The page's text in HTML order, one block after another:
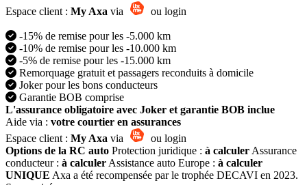
Espace client : My Axa via ou login
-15% de remise pour les -5.000 km
-10% de remise pour les -10.000 km
-5% de remise pour les -15.000 km
Remorquage gratuit et passagers reconduits à domicile
Joker pour les bons conducteurs
Garantie BOB comprise
L'assurance obligatoire avec Joker et garantie BOB inclue
Aide via : votre courtier en assurances
Espace client : My Axa via
ou login
Options de la RC auto Protection juridique : à calculer Assurance
conducteur : à calculer Assistance auto Europe : à calculer
UNIQUE Axa a été recompensée par le trophée DECAVI en 2023.